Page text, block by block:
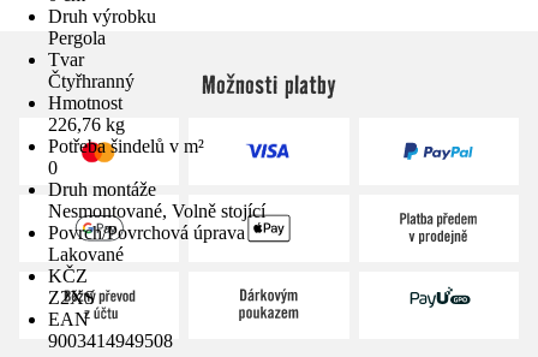
Druh výrobku
Pergola
Tvar
Čtyřhranný
Hmotnost
226,76 kg
Potřeba šindelů v m²
0
Druh montáže
Nesmontované, Volně stojící
Povrch/Povrchová úprava
Lakované
KČZ
Z2XS
EAN
9003414949508
Možnosti platby